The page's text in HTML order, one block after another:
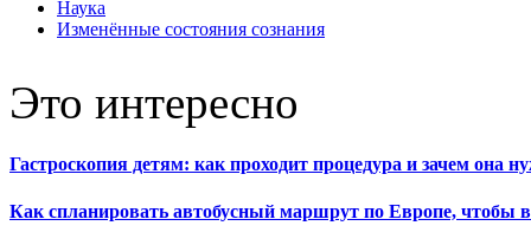
Наука
Изменённые состояния сознания
Это интересно
Гастроскопия детям: как проходит процедура и зачем она
Как спланировать автобусный маршрут по Европе, чтобы